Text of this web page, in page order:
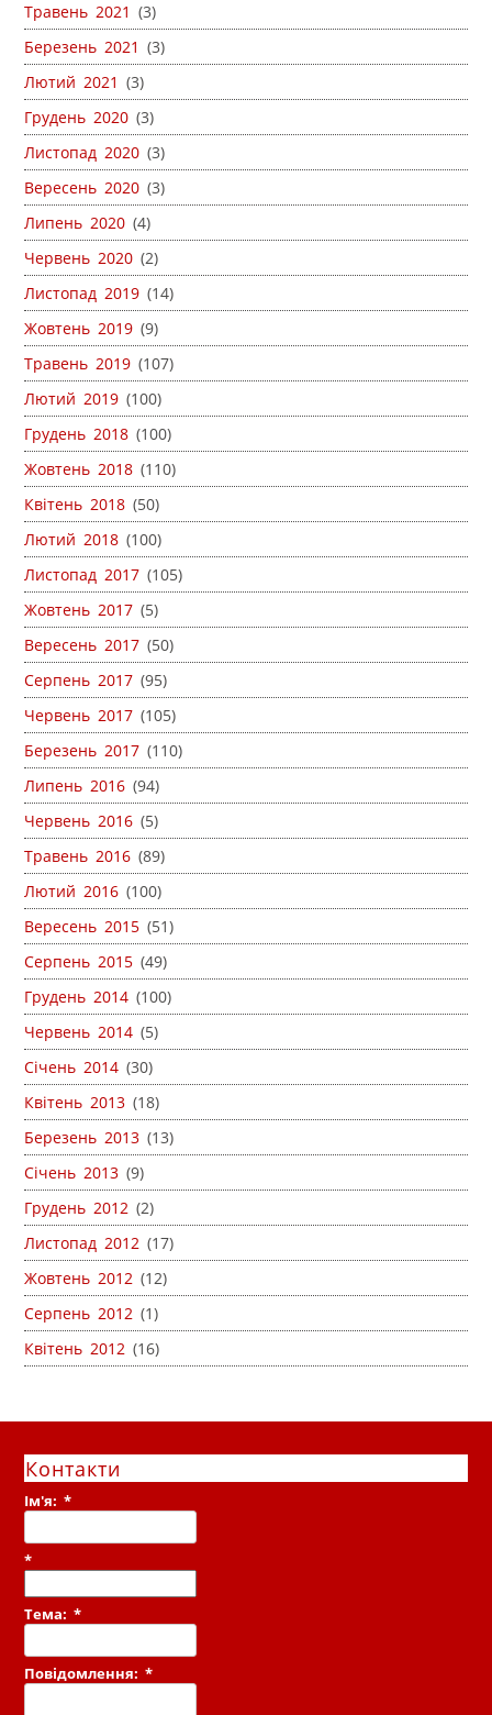
Травень 2021 (3)
Березень 2021 (3)
Лютий 2021 (3)
Грудень 2020 (3)
Листопад 2020 (3)
Вересень 2020 (3)
Липень 2020 (4)
Червень 2020 (2)
Листопад 2019 (14)
Жовтень 2019 (9)
Травень 2019 (107)
Лютий 2019 (100)
Грудень 2018 (100)
Жовтень 2018 (110)
Квітень 2018 (50)
Лютий 2018 (100)
Листопад 2017 (105)
Жовтень 2017 (5)
Вересень 2017 (50)
Серпень 2017 (95)
Червень 2017 (105)
Березень 2017 (110)
Липень 2016 (94)
Червень 2016 (5)
Травень 2016 (89)
Лютий 2016 (100)
Вересень 2015 (51)
Серпень 2015 (49)
Грудень 2014 (100)
Червень 2014 (5)
Січень 2014 (30)
Квітень 2013 (18)
Березень 2013 (13)
Січень 2013 (9)
Грудень 2012 (2)
Листопад 2012 (17)
Жовтень 2012 (12)
Серпень 2012 (1)
Квітень 2012 (16)
Контакти
Ім'я:*
*
Тема:*
Повідомлення:*